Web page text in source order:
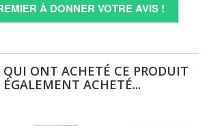
À DONNER VOTRE AVIS !
QUI ONT ACHETÉ CE PRODUIT
ACHETÉ...